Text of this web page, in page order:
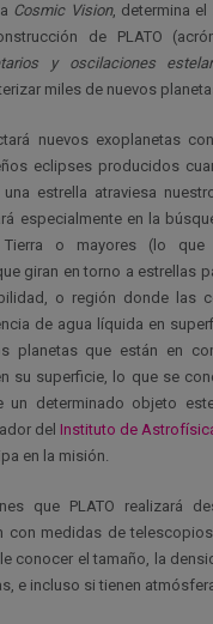
Cosmic Vision, determina
de PLATO
y oscilaciones
miles de nuevos
nuevos exoplanetas
eclipses producidos
estrella atraviesa
especialmente en la
o mayores (lo que
giran en torno a estrellas
o región donde las
de agua líquida en
planetas que están en
su superficie, lo que se
un determinado objeto
del Instituto de
en la misión.
que PLATO realizará
con medidas de
conocer el tamaño, la
e incluso si tienen